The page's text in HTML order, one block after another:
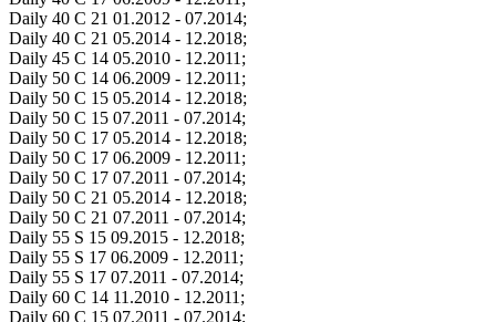
Daily 40 C 21 01.2012 - 07.2014;
Daily 40 C 21 05.2014 - 12.2018;
Daily 45 C 14 05.2010 - 12.2011;
Daily 50 C 14 06.2009 - 12.2011;
Daily 50 C 15 05.2014 - 12.2018;
Daily 50 C 15 07.2011 - 07.2014;
Daily 50 C 17 05.2014 - 12.2018;
Daily 50 C 17 06.2009 - 12.2011;
Daily 50 C 17 07.2011 - 07.2014;
Daily 50 C 21 05.2014 - 12.2018;
Daily 50 C 21 07.2011 - 07.2014;
Daily 55 S 15 09.2015 - 12.2018;
Daily 55 S 17 06.2009 - 12.2011;
Daily 55 S 17 07.2011 - 07.2014;
Daily 60 C 14 11.2010 - 12.2011;
Daily 60 C 15 07.2011 - 07.2014;